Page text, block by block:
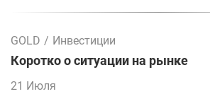
GOLD / Инвестиции
Коротко о ситуации на рынке
21 Июля